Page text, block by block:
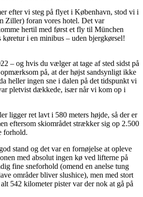
efter vi steg på flyet i København, stod vi i
Ziller) foran vores hotel. Det var
hertil med først et fly til München
køretur i en minibus – uden bjergkørsel!
– og hvis du vælger at tage af sted sidst på
på, at der højst sandsynligt ikke
heller ingen sne i dalen på det tidspunkt vi
pletvist dækkede, især når vi kom op i
ligger ret lavt i 580 meters højde, så der er
eftersom skiområdet strækker sig op 2.500
forhold.
stand og det var en fornøjelse at opleve
med absolut ingen kø ved lifterne på
fine sneforhold (omend en anelse tung
områder bliver slushice), men med stort
542 kilometer pister var der nok at gå på